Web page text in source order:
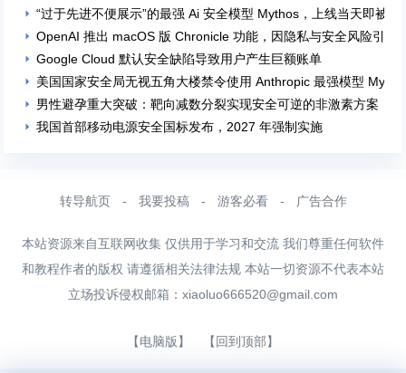
“过于先进不便展示”的最强 Ai 安全模型 Mythos，上线当天即被未
OpenAI 推出 macOS 版 Chronicle 功能，因隐私与安全风险引发
Google Cloud 默认安全缺陷导致用户产生巨额账单
美国国家安全局无视五角大楼禁令使用 Anthropic 最强模型
男性避孕重大突破：靶向减数分裂实现安全可逆的非激素方案
我国首部移动电源安全国标发布，2027 年强制实施
转导航页 - 我要投稿 - 游客必看 - 广告合作
本站资源来自互联网收集 仅供用于学习和交流 我们尊重任何软件
和教程作者的版权 请遵循相关法律法规 本站一切资源不代表本站
立场投诉侵权邮箱： xiaoluo666520@gmail.com
【电脑版】 【回到顶部】